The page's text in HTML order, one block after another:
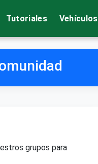
Tutoriales Vehículos
grupos para